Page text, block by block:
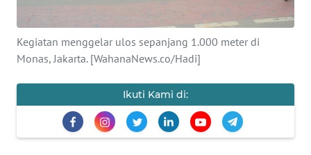
Kegiatan menggelar ulos sepanjang 1.000 meter di
Monas, Jakarta. [WahanaNews.co/Hadi]
Ikuti Kami di:
INFO
IKLAN
TENTANG